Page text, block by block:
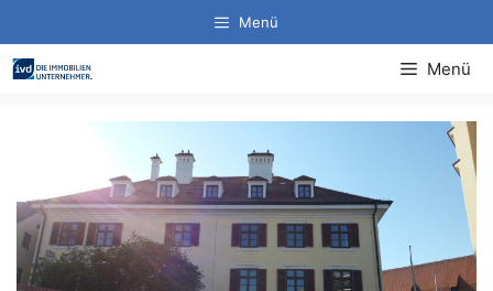
Inhalt
springen
Menü
Menü